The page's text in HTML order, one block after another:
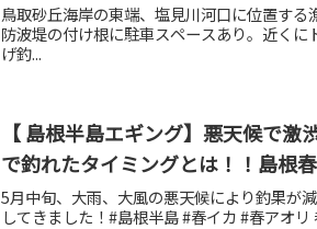
鳥取砂丘海岸の東端、塩見川河口に位置する
防波堤の付け根に駐車スペースあり。近く
げ釣...
【 島根半島エギング】悪天候で
で釣れたタイミングとは！！島根
5月中旬、大雨、大風の悪天候により釣果が
してきました！#島根半島 #春イカ #春アオ